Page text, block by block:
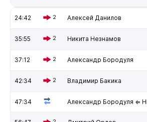
24:42 2 Алексей Данилов
35:55 2 Никита Незнамов
37:12 2 Александр Бородуля
42:34 2 Владимир Бакика
47:34 Александр Бородуля ⇐